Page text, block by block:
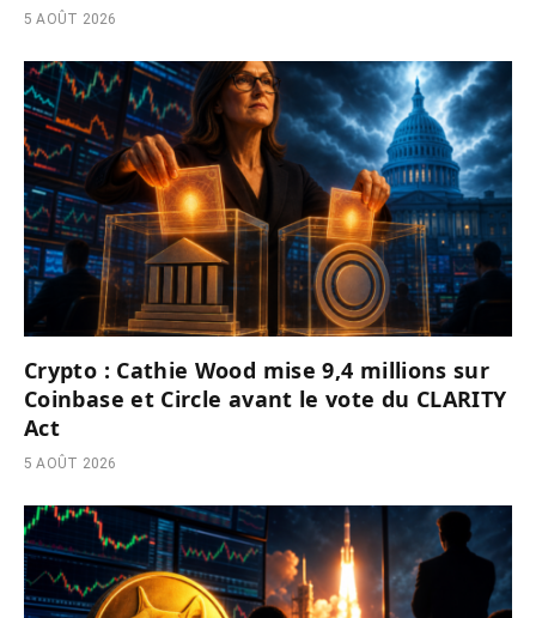
5 AOÛT 2026
Crypto : Cathie Wood mise 9,4 millions sur
Coinbase et Circle avant le vote du CLARITY
Act
5 AOÛT 2026